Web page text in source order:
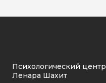
Психологический центр
Ленара Шахит